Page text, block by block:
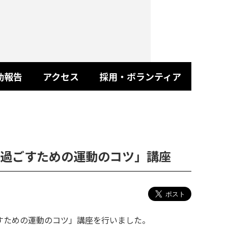
報告 アクセス 採用・ボランティア
ごすための運動のコツ」講座
めの運動のコツ」講座を行いました。